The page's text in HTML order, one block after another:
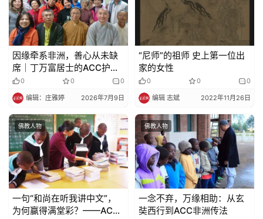
因缘牵系非洲，善心从未缺
席｜丁万富居士的ACC护持
故事
0 0 0
编辑：庄雅婷 2026年7月9日
“尼师”的祖师 史上第一位出
家的女性
0 0 0
编辑 志斌 2022年11月26日
佛教人物
一句“和尚在听我讲中文”，
为何赢得满堂彩？——ACC
佛教人物
一念不弃，万缘相助：从玄
奘西行到ACC非洲传法​​